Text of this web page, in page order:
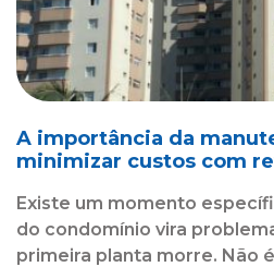
A importância da
minimizar custos com
Existe um momento
do condomínio vira
primeira planta morre. Não